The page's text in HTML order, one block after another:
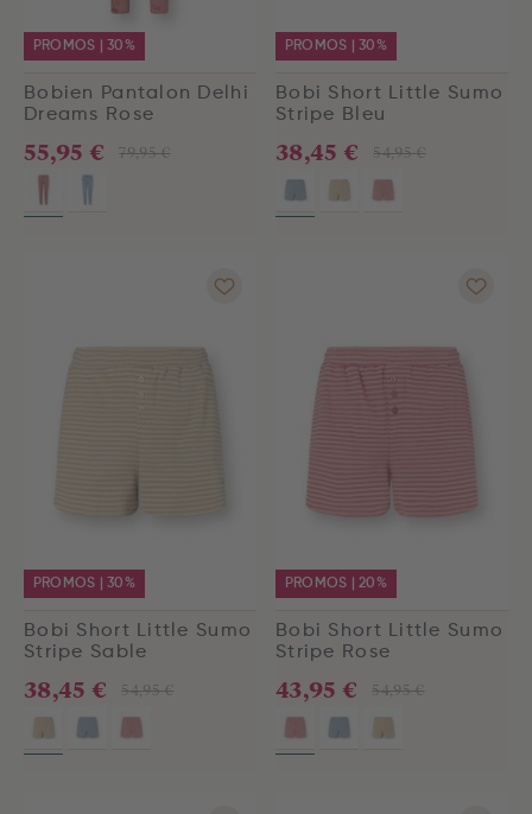
PROMOS | 30%
Bobien Pantalon Delhi
Dreams Rose
79,95 €
55,95 €
PROMOS | 30%
Bobi Short Little Sumo
Stripe Bleu
54,95 €
38,45 €
PROMOS | 30%
Bobi Short Little Sumo
Stripe Sable
54,95 €
38,45 €
PROMOS | 20%
Bobi Short Little Sumo
Stripe Rose
54,95 €
43,95 €